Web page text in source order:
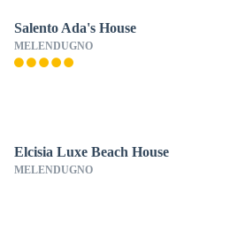
Salento Ada's House
MELENDUGNO
Elcisia Luxe Beach House
MELENDUGNO